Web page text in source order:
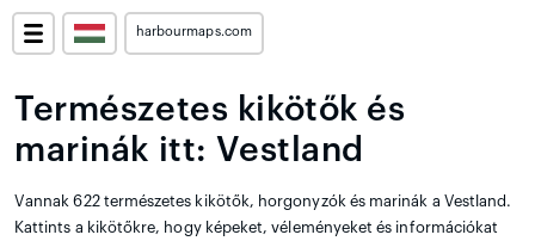
harbourmaps.com
Természetes kikötők és
marinák itt: Vestland
Vannak 622 természetes kikötők, horgonyzók és marinák a Vestland.
Kattints a kikötőkre, hogy képeket, véleményeket és információkat